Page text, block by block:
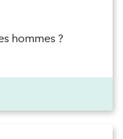
hommes ?